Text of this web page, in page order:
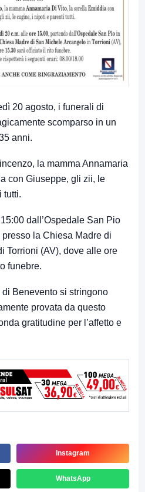
20 agosto, i funerali di
scomparso in un
anni.
la mamma Annamaria
con Giuseppe, gli zii, le
tutti.
dall’Ospedale San Pio
la Chiesa Madre di
Torrioni (AV), dove alle ore
funebre.
di Benevento si stringono
provata da questo
gratitudine per l’affetto e
Instagram
WhatsApp